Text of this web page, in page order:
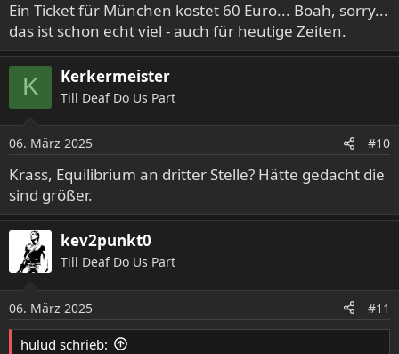
Ein Ticket für München kostet 60 Euro... Boah, sorry...
das ist schon echt viel - auch für heutige Zeiten.
K Kerkermeister
Till Deaf Do Us Part
06. März 2025 #10
Krass, Equilibrium an dritter Stelle? Hätte gedacht die
sind größer.
kev2punkt0
Till Deaf Do Us Part
06. März 2025 #11
hulud schrieb: